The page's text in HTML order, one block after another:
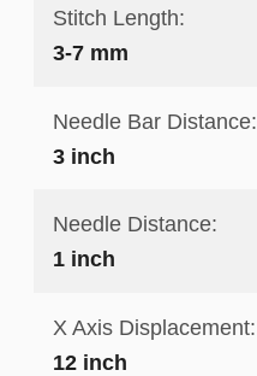
Stitch Length:
3-7 mm
Needle Bar Distance:
3 inch
Needle Distance:
1 inch
X Axis Displacement:
12 inch